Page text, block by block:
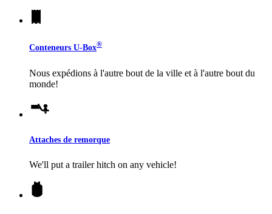
Conteneurs U-Box®
Nous expédions à l'autre bout de la ville et à l'autre bout du
monde!
Attaches de remorque
We'll put a trailer hitch on any vehicle!